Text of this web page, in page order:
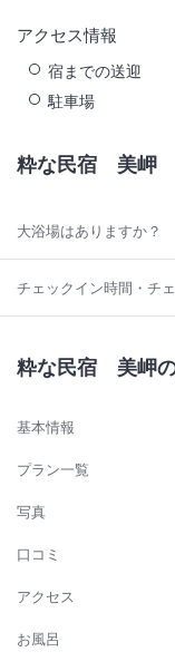
アクセス情報
宿までの送迎
駐車場
粋な民宿 美岬
大浴場はありますか？
チェックイン時間・チ
粋な民宿 美岬
基本情報
プラン一覧
写真
口コミ
アクセス
お風呂